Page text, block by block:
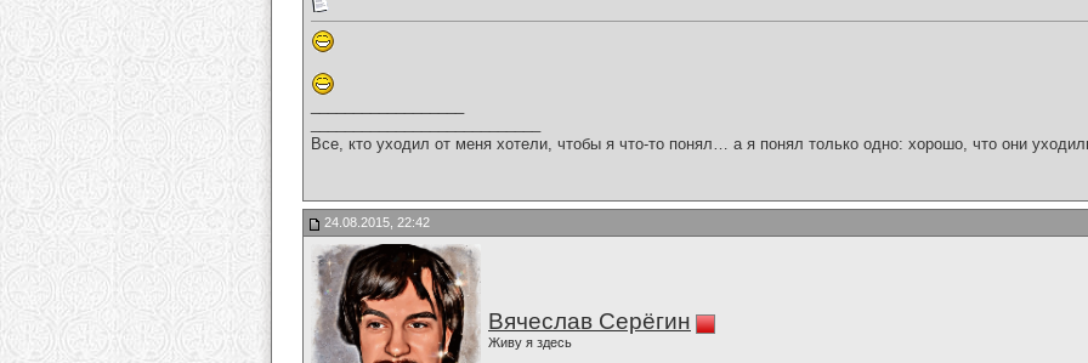
Все, кто уходил от меня хотели, чтобы я что-то понял… а я понял только одно: хорошо, что они
24.08.2015, 22:42
Вячеслав Серёгин
Живу я здесь